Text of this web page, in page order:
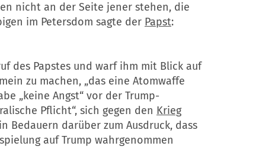
nicht an der Seite jener stehen, die
im Petersdom sagte der Papst:
des Papstes und warf ihm mit Blick auf
zu machen, „das eine Atomwaffe
„keine Angst“ vor der Trump-
Pflicht“, sich gegen den Krieg
Bedauern darüber zum Ausdruck, dass
auf Trump wahrgenommen